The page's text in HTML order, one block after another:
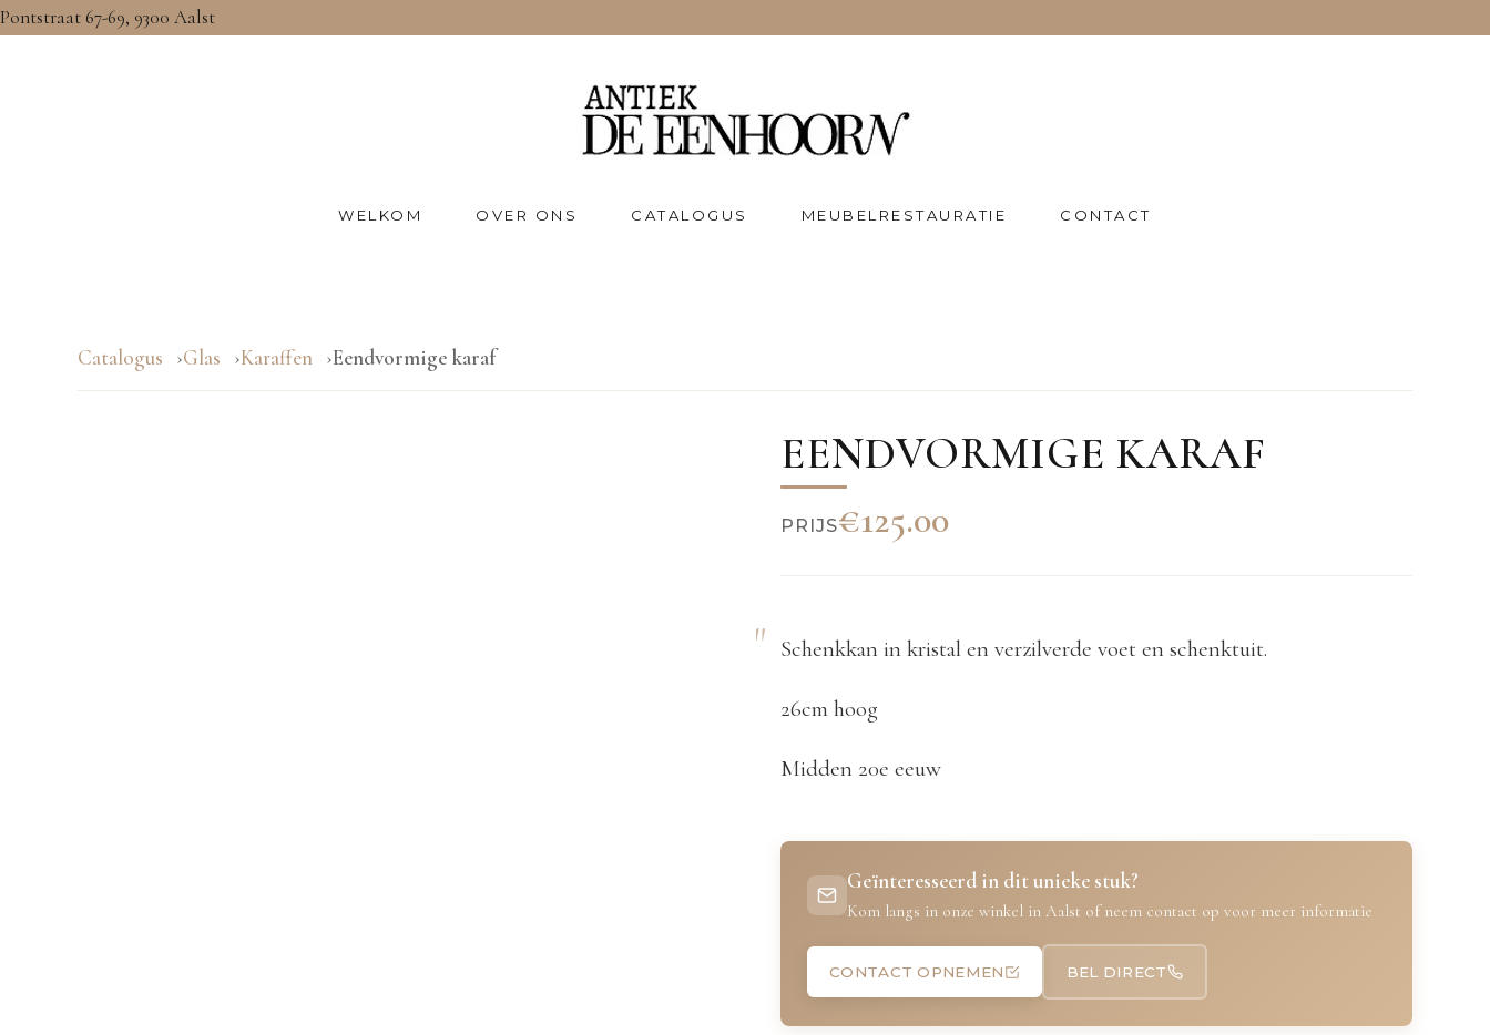
Pontstraat 67-69, 9300 Aalst
WELKOM OVER ONS CATALOGUS MEUBELRESTAURATIE CONTACT
Catalogus Glas Karaffen Eendvormige karaf
EENDVORMIGE KARAF
PRIJS€125.00
Schenkkan in kristal en verzilverde voet en schenktuit.
26cm hoog
Midden 20e eeuw
Geïnteresseerd in dit unieke stuk?
Kom langs in onze winkel in Aalst of neem contact op voor meer informatie
CONTACT OPNEMEN BEL DIRECT